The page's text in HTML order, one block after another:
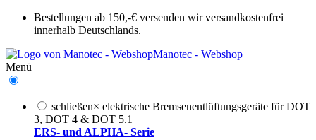
Bestellungen ab 150,-€ versenden wir versandkostenfrei
innerhalb Deutschlands.
Manotec - Webshop
Menü
schließen× elektrische Bremsenentlüftungsgeräte für DOT
3, DOT 4 & DOT 5.1
ERS- und ALPHA- Serie